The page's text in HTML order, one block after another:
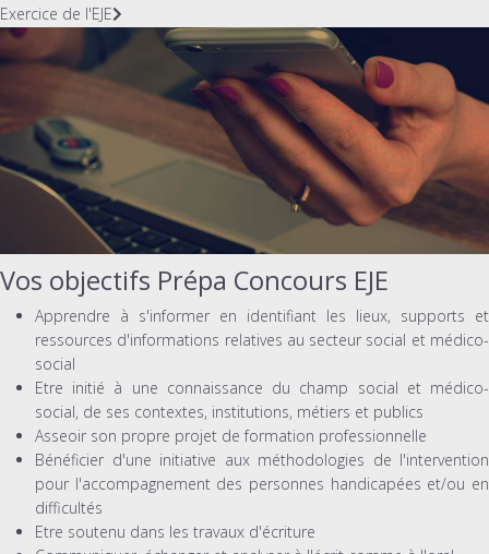
Exercice de l'EJE
Vos objectifs Prépa Concours EJE
Apprendre à s'informer en identifiant les lieux, supports et
ressources d'informations relatives au secteur social et médico-
social
Etre initié à une connaissance du champ social et médico-
social, de ses contextes, institutions, métiers et publics
Asseoir son propre projet de formation professionnelle
Bénéficier d'une initiative aux méthodologies de l'intervention
pour l'accompagnement des personnes handicapées et/ou en
difficultés
Etre soutenu dans les travaux d'écriture